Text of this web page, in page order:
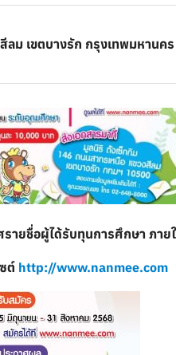
ลม เขตบางรัก กรุงเทพมหานค
ายชื่อผู้ได้รับทุนการศึกษา ภา
ต์ http://www.nanmee.com